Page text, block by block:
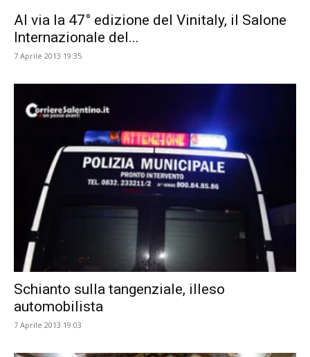
Al via la 47° edizione del Vinitaly, il Salone
Internazionale del...
7 Aprile 2013 19:35
Schianto sulla tangenziale, illeso
automobilista
7 Aprile 2013 19:03